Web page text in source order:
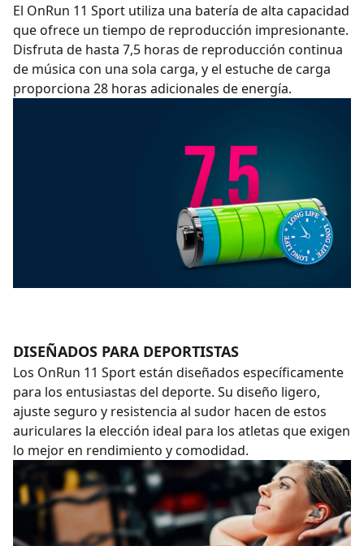
El OnRun 11 Sport utiliza una batería de alta capacidad
que ofrece un tiempo de reproducción impresionante.
Disfruta de hasta 7,5 horas de reproducción continua
de música con una sola carga, y el estuche de carga
proporciona 28 horas adicionales de energía.
DISEÑADOS PARA DEPORTISTAS
Los OnRun 11 Sport están diseñados específicamente
para los entusiastas del deporte. Su diseño ligero,
ajuste seguro y resistencia al sudor hacen de estos
auriculares la elección ideal para los atletas que exigen
lo mejor en rendimiento y comodidad.